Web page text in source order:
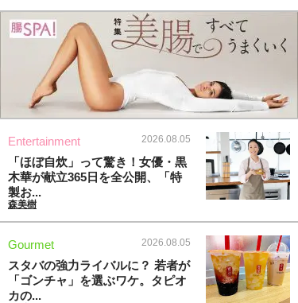
Entertainment 2026.08.05
「ほぼ自炊」って驚き！女優・黒
木華が献立365日を全公開、「特
製お...
森美樹
Gourmet 2026.08.05
スタバの強力ライバルに？ 若者が
「ゴンチャ」を選ぶワケ。タピオ
カの...